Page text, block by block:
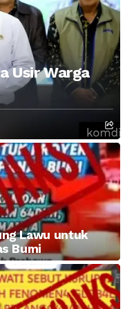
Usir Warga
Lawu untuk
Bumi